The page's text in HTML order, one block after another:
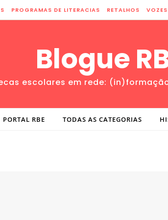
PROGRAMAS DE LITERACIAS RETALHOS
Blogue
escolares em rede:
PORTAL RBE TODAS AS CATEGORIAS